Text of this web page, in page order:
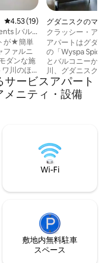
レビュー19件、5つ星中4.53つ
4.53 (19)
|バル
が★簡単
ファルニ
ダンな施
川のほ
ウン駅ま
ル ★ 4名
。 ★ VAT
グダニスクのマン
ート
クラッシー・アパ
ク • 街の眺め
アパートはグダニ
の「Wyspa
とバルコニーから
川、グダニスクの
に広がっています
りとしており、設
名様までご宿泊
ーターフロント、
プチューンの泉な
ョップがあります
ービスアパート
メニティ・設備
Wi-Fi
敷地内無料駐⁠車
ス⁠ペ⁠ー⁠ス